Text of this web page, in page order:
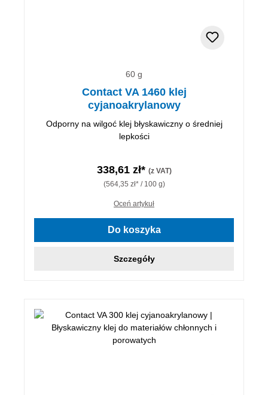
60 g
Contact VA 1460 klej
cyjanoakrylanowy
Odporny na wilgoć klej błyskawiczny o średniej
lepkości
338,61 zł* (z VAT)
(564,35 zł* / 100 g)
Oceń artykuł
Do koszyka
Szczegóły